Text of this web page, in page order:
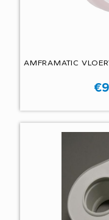
AMFRAMATIC
€